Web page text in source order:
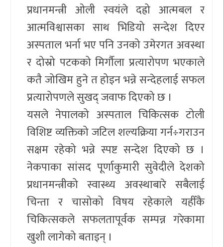
प्रधानमन्त्री ओली स्वयंले दह्रो आत्मबल र
आत्मविश्वासका साथ भिडियो सन्देश दिएर
अस्पताल भर्ना भए पनि उनको उमेरगत अवस्था
र दोस्रो पटकको मिर्गौला प्रत्यारोपण भएकाले
कतै जोखिम हुने त होइन भन्ने सन्देहलाई सफल
प्रत्यारोपणले सुखद् जवाफ दिएको छ ।
यसले नेपालको अस्पताल चिकित्सक टोली
विशिष्ट व्यक्तिको जटिल शल्यक्रिया गर्न÷गराउन
सक्षम रहेको भन्ने स्पष्ट सन्देश दिएको छ ।
नेकपाका सांसद पूर्णाकुमारी सुवेदीले देशको
प्रधानमन्त्रीको स्वास्थ्य अवस्थाबारे सबैलाई
चिन्ता र चासोको विषय रहेकाले यहीँकै
चिकित्सकले सफलतापूर्वक सम्पन्न गरेकामा
खुशी लागेको बताइन् ।